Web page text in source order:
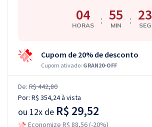
04
HORAS : 55
MIN : 22
SEG
Cupom de 20% de desconto
Cupom ativado: GRAN20-OFF
De: R$ 442,80
Por: R$ 354,24à vista
ou 12x de R$ 29,52
Economize R$ 88,56 (-20%)